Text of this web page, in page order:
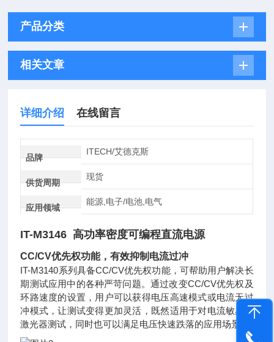
产品分类
相关文章
详细介绍 在线留言
品牌
ITECH/艾德克斯
供货周期
现货
应用领域
能源,电子/电池,电气
IT-M3146 高功率密度可编程直流电源
CC/CV优先权功能，有效抑制电流过冲
IT-M3140系列具备CC/CV优先权功能，可帮助用户解决长
期测试应用中的各种严苛问题。通过改变CC/CV优先权及
环路速度的设置，用户可以获得电压高速模式或电流无过
冲模式，让测试变得更加灵活，既然适用于对电流敏感的
激光器测试，同时也可以满足电压快速跌落的应用场景。